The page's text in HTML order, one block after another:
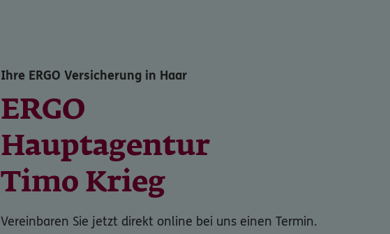
Ihre ERGO Versicherung in Haar
ERGO
Hauptagentur
Timo Krieg
Vereinbaren Sie jetzt direkt online bei uns einen Termin.